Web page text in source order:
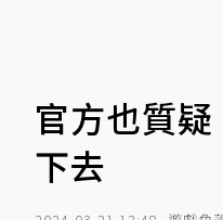
官方也質
下去